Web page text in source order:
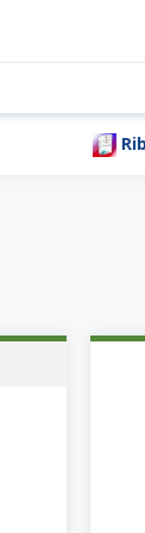
Ribuan